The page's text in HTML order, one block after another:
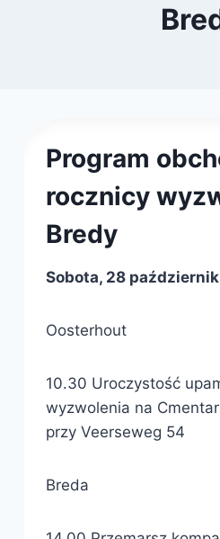
Program
rocznicy
Bredy
Sobota, 28 październik
Oosterhout
10.30 Uroczystość
wyzwolenia na
przy Veerseweg 54
Breda